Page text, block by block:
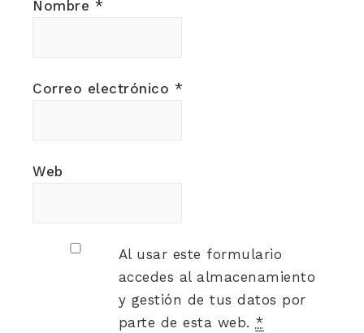
Nombre *
Correo electrónico *
Web
Al usar este formulario
accedes al almacenamiento
y gestión de tus datos por
parte de esta web. *